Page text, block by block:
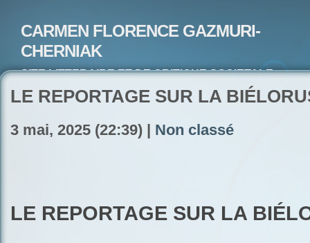
CARMEN FLORENCE GAZMURI-
CHERNIAK
SITE LITTERAIRE ET DE CRITIQUE SOCIETALE-
LE REPORTAGE SUR LA
3 mai, 2025 (22:39) | Non classé
LE REPORTAGE SUR LA